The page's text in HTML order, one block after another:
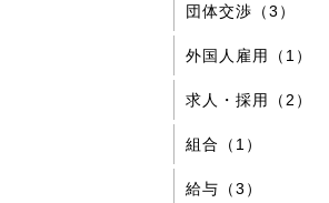
団体交渉（3）
外国人雇用（1）
求人・採用（2）
組合（1）
給与（3）